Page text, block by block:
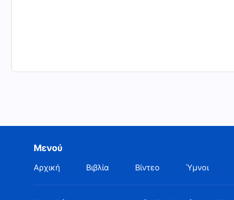
Μενού
Αρχική Βιβλία Βίντεο Ύμνοι